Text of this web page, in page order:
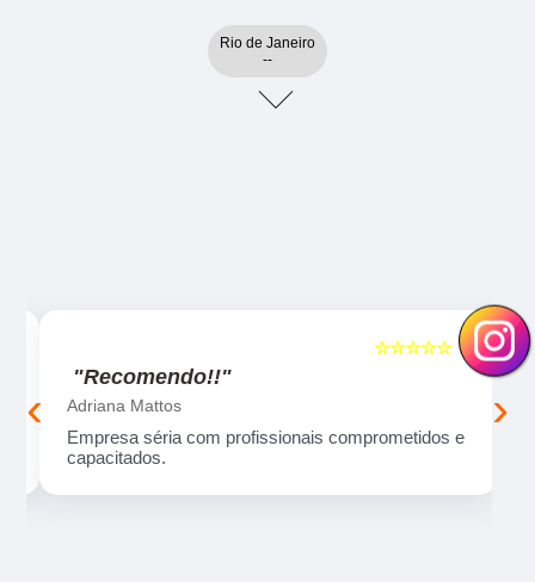
Rio de Janeiro
--
5
☆☆☆☆☆
"Recomendo!!"
Adriana Mattos
Empresa séria com profissionais comprometidos e
capacitados.
‹ ›